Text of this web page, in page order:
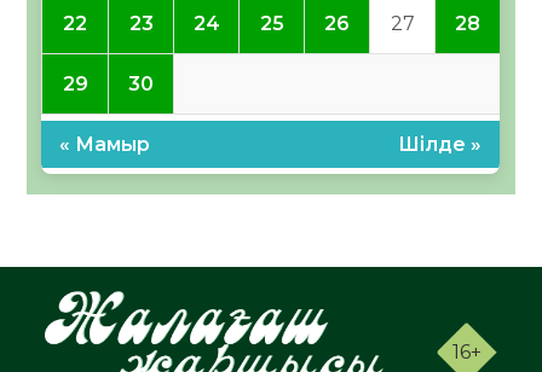
22 23 24 25 26 27 28
29 30
« Мамыр Шілде »
16+